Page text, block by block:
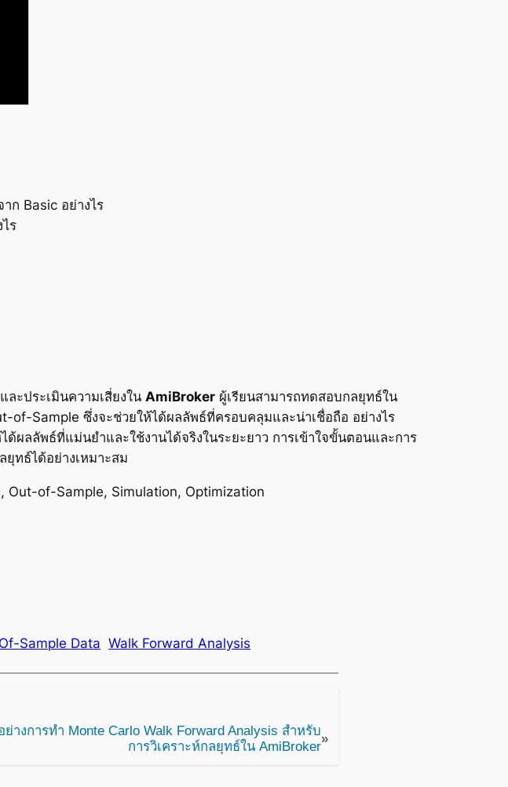
ก Basic อย่างไร
ร
ะประเมินความเสี่ยงใน AmiBroker ผู้เรียนสามารถทดสอบกลยุทธ์ใน
of-Sample ซึ่งจะช่วยให้ได้ผลลัพธ์ที่ครอบคลุมและน่าเชื่อถือ อย่างไร
ผลลัพธ์ที่แม่นยำและใช้งานได้จริงในระยะยาว การเข้าใจขั้นตอนและการ
ทธ์ได้อย่างเหมาะสม
Out-of-Sample, Simulation, Optimization
Sample Data Walk Forward Analysis
ย่างการทำ Monte Carlo Walk Forward Analysis สำหรับ
การวิเคราะห์กลยุทธ์ใน AmiBroker
»